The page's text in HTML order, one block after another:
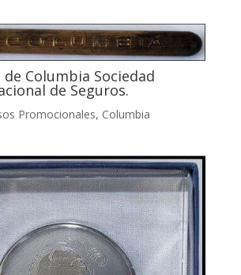
Columbia Sociedad
de Seguros.
Promocionales, Columbia